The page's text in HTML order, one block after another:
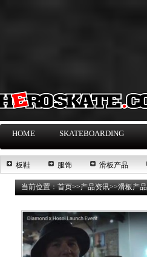
HOME SKATEBOARDING
板鞋 服饰 滑板产品
当前位置：首页>>产品资讯>>滑板产品